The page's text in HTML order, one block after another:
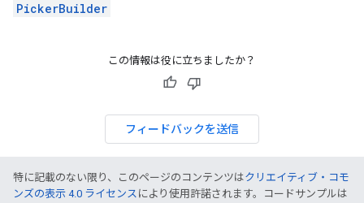
PickerBuilder
この情報は役に立ちましたか？
フィードバックを送信
特に記載のない限り、このページのコンテンツはクリエイティブ・コモ
ンズの表示 4.0 ライセンス により使用許諾されます。コードサンプルは